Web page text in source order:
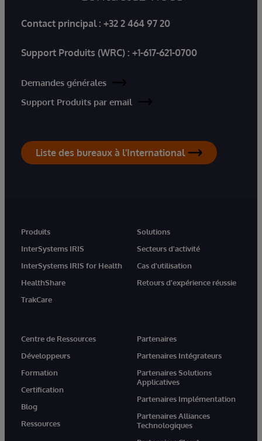
Contact principal : +32 2 464 97 20
Support Produits (WRC) : +1-617-621-0700
Demandes générales
Support Produits par email
Liste des bureaux à l'International
Produits
InterSystems IRIS
InterSystems IRIS for Health
HealthShare
TrakCare
Solutions
Secteurs d'activité
Cas d'utilisation
Retours d'expérience réussie
Centre de Ressources
Développeurs
Formation
Certification
Blog
Ressources
Partenaires
Partenaires Intégrateurs
Partenaires Solutions
Applicatives
Partenaires Implémentation
Partenaires Alliances
Technologiques